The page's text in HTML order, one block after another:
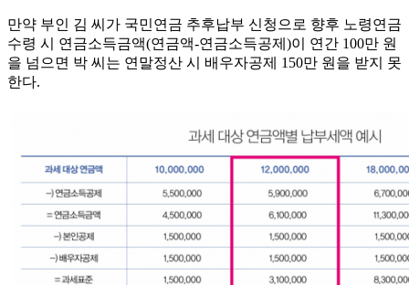
만약 부인 김 씨가 국민연금 추후납부 신청으로 향후 노령연금
수령 시 연금소득금액(연금액-연금소득공제)이 연간 100만 원
을 넘으면 박 씨는 연말정산 시 배우자공제 150만 원을 받지 못
한다.